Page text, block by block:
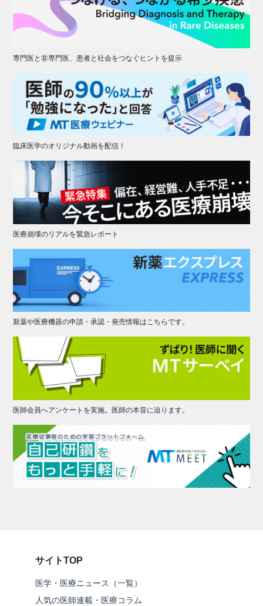
専門医と非専門医、患者と社会をつなぐヒントを提示
臨床医学のオリジナル動画を配信！
医療崩壊のリアルを緊急レポート
新薬や医療機器の申請・承認・発売情報はこちらです。
医師会員へアンケートを実施。医師の本音に迫ります。
サイトTOP
医学・医療ニュース（一覧）
人気の医師連載・医療コラム